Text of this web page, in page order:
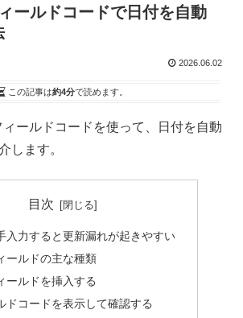
ールドコードで日付を自動
2026.06.02
この記事は約4分で読めます。
ールドコードを使って、日付を自動
します。
目次
入力すると更新漏れが起きやすい
ールドの主な種類
ールドを挿入する
ドコードを表示して確認する